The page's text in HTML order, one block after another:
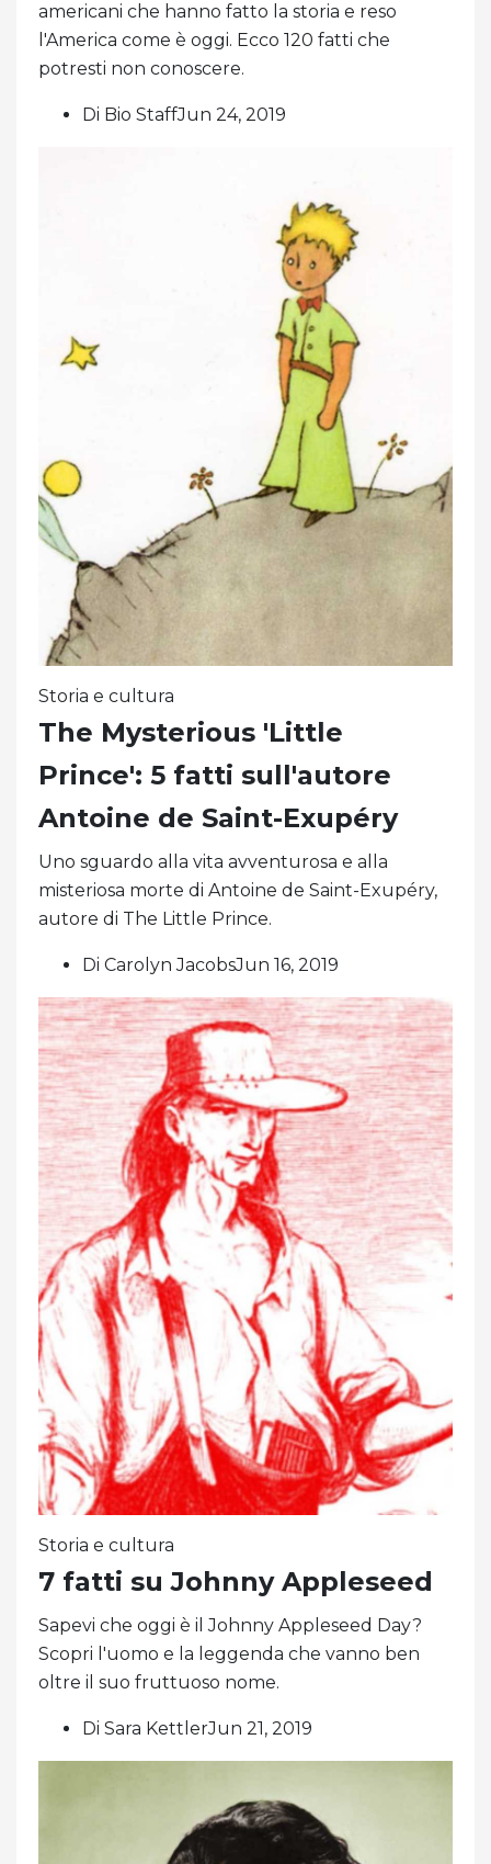
americani che hanno fatto la storia e reso
l'America come è oggi. Ecco 120 fatti che
potresti non conoscere.
Di Bio StaffJun 24, 2019
Storia e cultura
The Mysterious 'Little
Prince': 5 fatti sull'autore
Antoine de Saint-Exupéry
Uno sguardo alla vita avventurosa e alla
misteriosa morte di Antoine de Saint-Exupéry,
autore di The Little Prince.
Di Carolyn JacobsJun 16, 2019
Storia e cultura
7 fatti su Johnny Appleseed
Sapevi che oggi è il Johnny Appleseed Day?
Scopri l'uomo e la leggenda che vanno ben
oltre il suo fruttuoso nome.
Di Sara KettlerJun 21, 2019